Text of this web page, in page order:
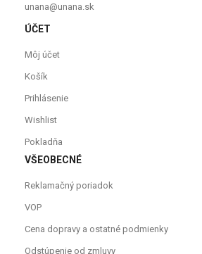
unana@unana.sk
ÚČET
Môj účet
Košík
Prihlásenie
Wishlist
Pokladňa
VŠEOBECNÉ
Reklamačný poriadok
VOP
Cena dopravy a ostatné podmienky
Odstúpenie od zmluvy